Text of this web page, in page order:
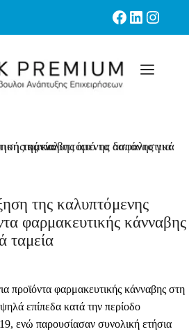
Facebook
Linkedin
της καλυπτόμενης
φαρμακευτικής κάνναβης
ταμεία
προϊόντα φαρμακευτικής κάνναβης στη
επίπεδα κατά την περίοδο
ενώ παρουσίασαν συνολική ετήσια